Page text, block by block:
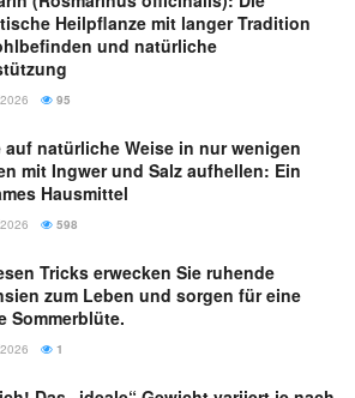
Heilpflanze mit langer Tradition
und natürliche
95
auf natürliche Weise in nur wenigen
mit Ingwer und Salz aufhellen: Ein
Hausmittel
598
Tricks erwecken Sie ruhende
zum Leben und sorgen für eine
Sommerblüte.
1